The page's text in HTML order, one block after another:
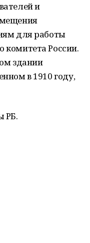
и
для работы
комитета России.
здании
в 1910 году,
РБ.